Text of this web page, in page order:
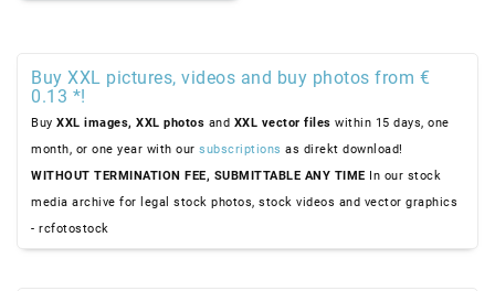
Buy XXL pictures, videos and buy photos from €
0.13 *!
Buy XXL images, XXL photos and XXL vector files within 15 days, one
month, or one year with our subscriptions as direkt download!
WITHOUT TERMINATION FEE, SUBMITTABLE ANY TIME In our stock
media archive for legal stock photos, stock videos and vector graphics
- rcfotostock